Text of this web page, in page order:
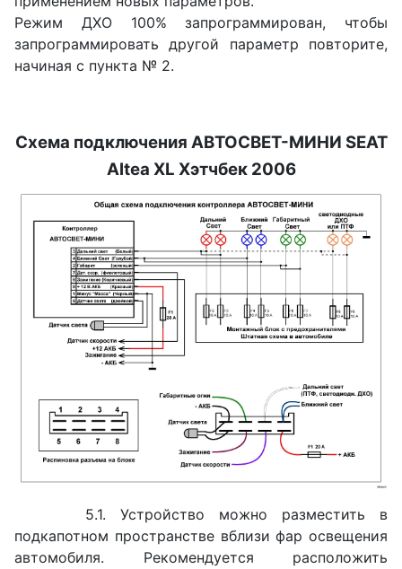
Режим ДХО 100% запрограммирован, чтобы
запрограммировать другой параметр повторите,
начиная с пункта № 2.
Схема подключения АВТОСВЕТ-МИНИ SEAT
Altea XL Хэтчбек 2006
5.1. Устройство можно разместить в
подкапотном пространстве вблизи фар освещения
автомобиля. Рекомендуется расположить